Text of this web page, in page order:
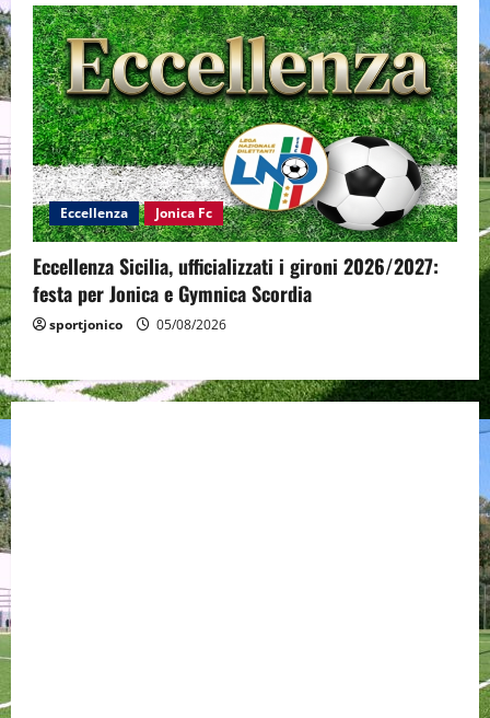
Eccellenza Jonica Fc
Eccellenza Sicilia, ufficializzati i gironi 2026/2027:
festa per Jonica e Gymnica Scordia
sportjonico 05/08/2026